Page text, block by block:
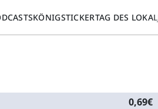
KÖNIGSTICKERTAG DES
0,69€